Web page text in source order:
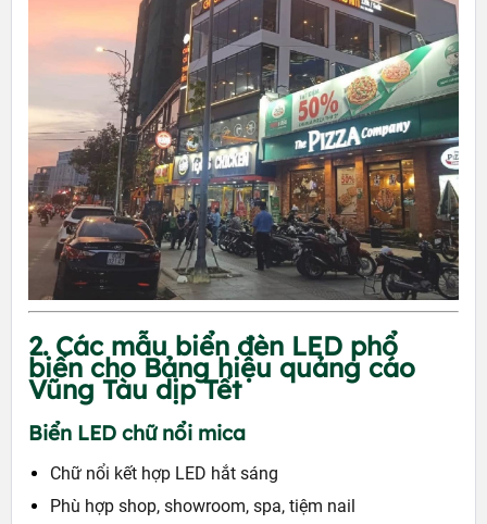
2. Các mẫu biển đèn LED phổ
biến cho Bảng hiệu quảng cáo
Vũng Tàu dịp Tết
Biển LED chữ nổi mica
Chữ nổi kết hợp LED hắt sáng
Phù hợp shop, showroom, spa, tiệm nail